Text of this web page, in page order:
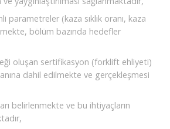
parametreler (kaza sıklık oranı, kaza
bölüm bazında hedefler
oluşan sertifikasyon (forklift ehliyeti)
dahil edilmekte ve gerçekleşmesi
belirlenmekte ve bu ihtiyaçların